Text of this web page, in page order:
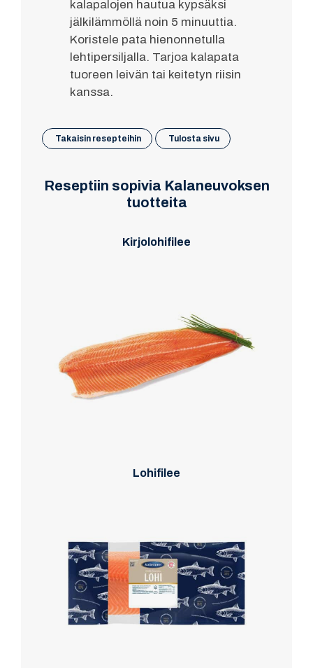
kalapalojen hautua kypsäksi
jälkilämmöllä noin 5 minuuttia.
Koristele pata hienonnetulla
lehtipersiljalla. Tarjoa kalapata
tuoreen leivän tai keitetyn riisin
kanssa.
Takaisin resepteihin Tulosta sivu
Reseptiin sopivia Kalaneuvoksen
tuotteita
Kirjolohifilee
Lohifilee